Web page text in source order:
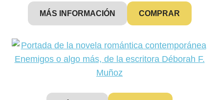
MÁS INFORMACIÓN COMPRAR